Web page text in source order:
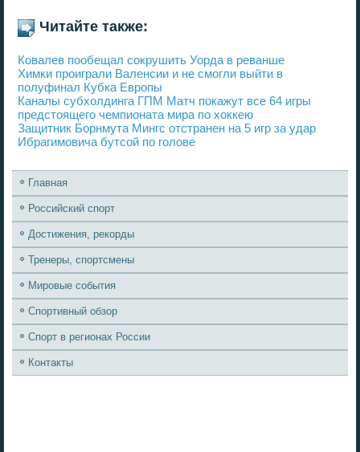
Читайте также:
Ковалев пообещал сокрушить Уорда в реванше
Химки проиграли Валенсии и не смогли выйти в
полуфинал Кубка Европы
Каналы субхолдинга ГПМ Матч покажут все 64 игры
предстоящего чемпионата мира по хоккею
Защитник Борнмута Мингс отстранен на 5 игр за удар
Ибрагимовича бутсой по голове
Главная
Российский спорт
Достижения, рекорды
Тренеры, спортсмены
Мировые события
Спортивный обзор
Спорт в регионах России
Контакты